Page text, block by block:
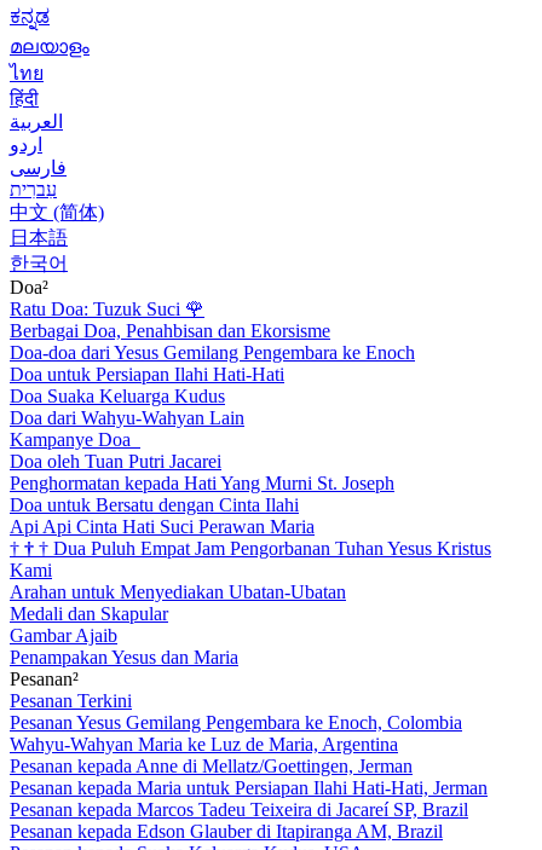
ಕನ್ನಡ
മലയാളം
ไทย
हिंदी
العربية
اردو
فارسی
עִברִית
中文 (简体)
日本語
한국어
Doa²
Ratu Doa: Tuzuk Suci 🌹
Berbagai Doa, Penahbisan dan Ekorsisme
Doa-doa dari Yesus Gemilang Pengembara ke Enoch
Doa untuk Persiapan Ilahi Hati-Hati
Doa Suaka Keluarga Kudus
Doa dari Wahyu-Wahyan Lain
Kampanye Doa
Doa oleh Tuan Putri Jacarei
Penghormatan kepada Hati Yang Murni St. Joseph
Doa untuk Bersatu dengan Cinta Ilahi
Api Api Cinta Hati Suci Perawan Maria
† † † Dua Puluh Empat Jam Pengorbanan Tuhan Yesus Kristus
Kami
Arahan untuk Menyediakan Ubatan-Ubatan
Medali dan Skapular
Gambar Ajaib
Penampakan Yesus dan Maria
Pesanan²
Pesanan Terkini
Pesanan Yesus Gemilang Pengembara ke Enoch, Colombia
Wahyu-Wahyan Maria ke Luz de Maria, Argentina
Pesanan kepada Anne di Mellatz/Goettingen, Jerman
Pesanan kepada Maria untuk Persiapan Ilahi Hati-Hati, Jerman
Pesanan kepada Marcos Tadeu Teixeira di Jacareí SP, Brazil
Pesanan kepada Edson Glauber di Itapiranga AM, Brazil